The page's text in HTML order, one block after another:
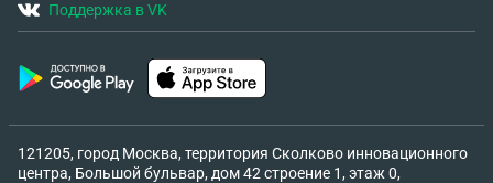
Поддержка в VK
121205, город Москва, территория Сколково инновационного
центра, Большой бульвар, дом 42 строение 1, этаж 0,